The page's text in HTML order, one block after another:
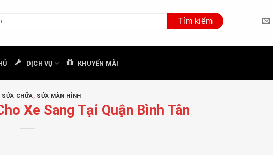
DỊCH VỤ KHUYẾN MÃI
SỬA CHỮA, SỬA MÀN HÌNH
Xe Sang Tại Quận Bình Tân